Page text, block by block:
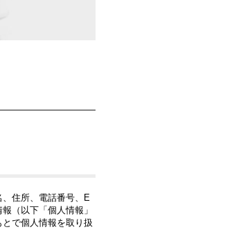
住所、電話番号、E
（以下「個人情報」
で個人情報を取り扱